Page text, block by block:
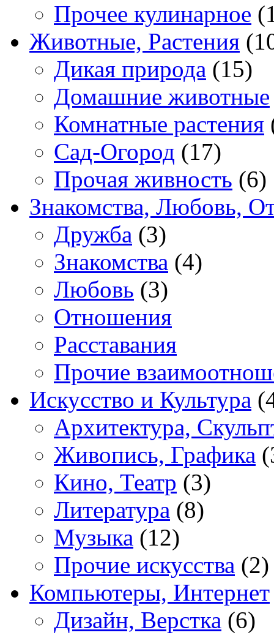
Прочее кулинарное
Животные, Растения
Дикая природа (15)
Домашние животные
Комнатные растения
Сад-Огород (17)
Прочая живность (6)
Знакомства, Любовь,
Дружба (3)
Знакомства (4)
Любовь (3)
Отношения
Расставания
Прочие
Искусство и Культура
Архитектура,
Живопись, Графика
Кино, Театр (3)
Литература (8)
Музыка (12)
Прочие искусства (2)
Компьютеры, Интернет
Дизайн, Верстка (6)